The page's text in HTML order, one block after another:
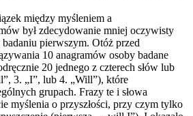
między myśleniem a
był zdecydowanie mniej oczywisty
pierwszym. Otóż przed
10 anagramów osoby badane
20 jednego z czterech słów lub
3. „I”, lub 4. „Will”), które
grupach. Frazy te i słowa
myślenia o przyszłości, przy czym tylko